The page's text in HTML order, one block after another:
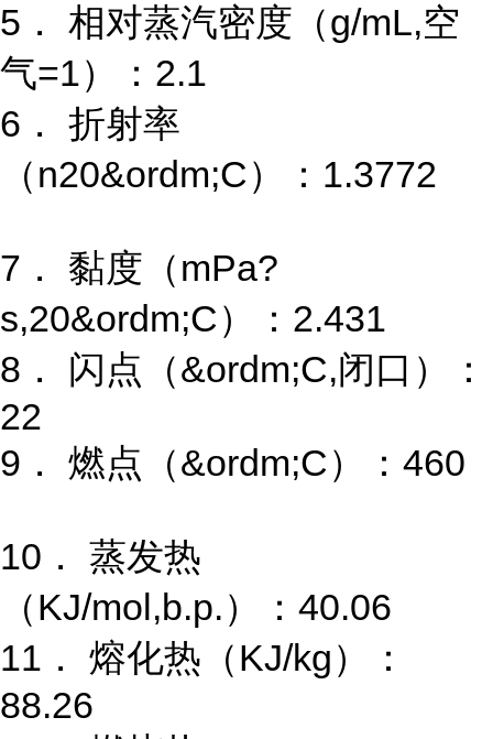
5． 相对蒸汽密度（g/mL,空
气=1）：2.1
6． 折射率
（n20&ordm;C）：1.3772
7． 黏度（mPa?
s,20&ordm;C）：2.431
8． 闪点（&ordm;C,闭口）：
22
9． 燃点（&ordm;C）：460
10． 蒸发热
（KJ/mol,b.p.）：40.06
11． 熔化热（KJ/kg）：
88.26